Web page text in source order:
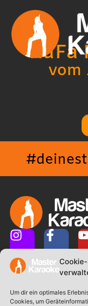
Um dir ein optimales
Cookies, um
KuFa
vom